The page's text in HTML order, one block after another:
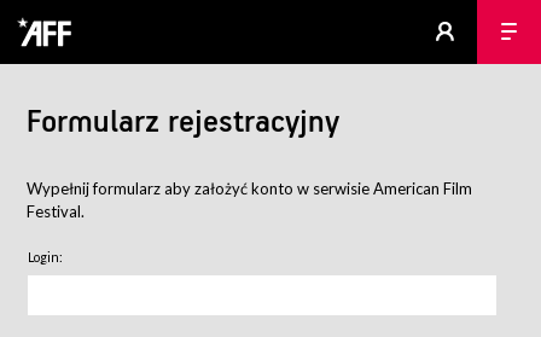
Formularz rejestracyjny
Wypełnij formularz aby założyć konto w serwisie American Film
Festival.
Login: